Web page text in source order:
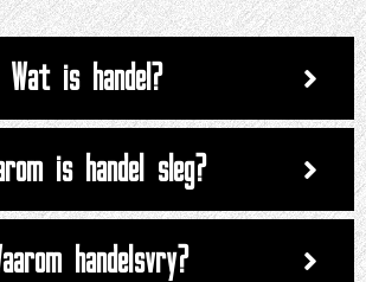
Wat is handel?
is handel sleg?
handelsvry?